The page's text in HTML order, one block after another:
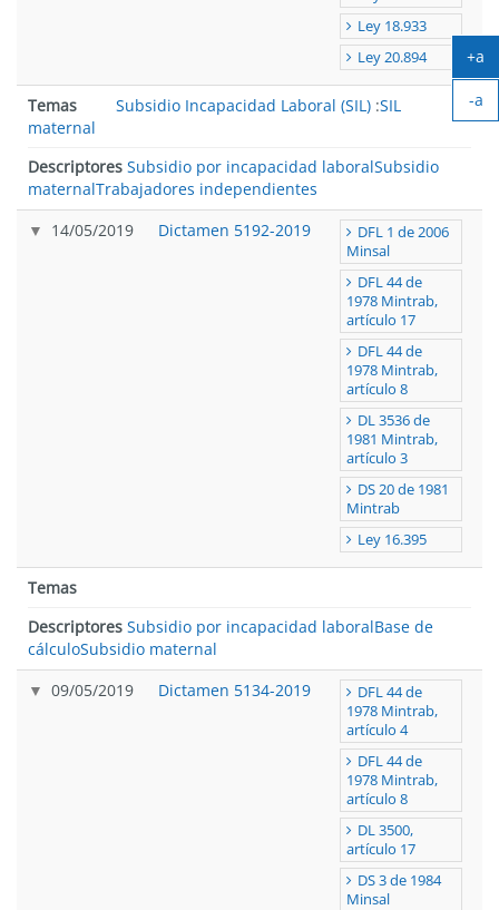
Ley 18.933
Ley 20.894
Temas Subsidio Incapacidad Laboral (SIL) :SIL
maternal
Descriptores Subsidio por incapacidad laboralSubsidio
maternalTrabajadores independientes
14/05/2019
Dictamen 5192-2019
DFL 1 de 2006
Minsal
DFL 44 de
1978 Mintrab,
artículo 17
DFL 44 de
1978 Mintrab,
artículo 8
DL 3536 de
1981 Mintrab,
artículo 3
DS 20 de 1981
Mintrab
Ley 16.395
Temas
Descriptores Subsidio por incapacidad laboralBase de
cálculoSubsidio maternal
09/05/2019
Dictamen 5134-2019
DFL 44 de
1978 Mintrab,
artículo 4
DFL 44 de
1978 Mintrab,
artículo 8
DL 3500,
artículo 17
DS 3 de 1984
Minsal
+a
-a